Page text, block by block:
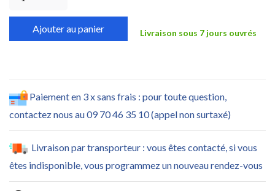
Ajouter au panier Livraison sous 7 jours ouvrés
Paiement en 3 x sans frais : pour toute question,
contactez nous au 09 70 46 35 10 (appel non surtaxé)
Livraison par transporteur : vous êtes contacté, si vous
êtes indisponible, vous programmez un nouveau rendez-vous